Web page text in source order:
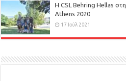
H CSL Behring Hellas
Athens 2020
17 Ιούλ 2021